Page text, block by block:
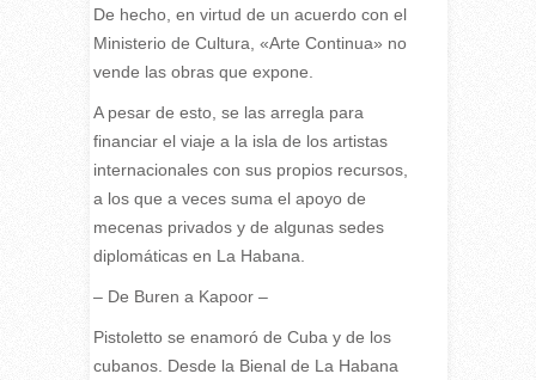
De hecho, en virtud de un acuerdo con el
Ministerio de Cultura, «Arte Continua» no
vende las obras que expone.
A pesar de esto, se las arregla para
financiar el viaje a la isla de los artistas
internacionales con sus propios recursos,
a los que a veces suma el apoyo de
mecenas privados y de algunas sedes
diplomáticas en La Habana.
– De Buren a Kapoor –
Pistoletto se enamoró de Cuba y de los
cubanos. Desde la Bienal de La Habana